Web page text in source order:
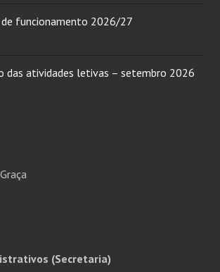
de funcionamento 2026/27
das atividades letivas – setembro 2026
(Secretaria)